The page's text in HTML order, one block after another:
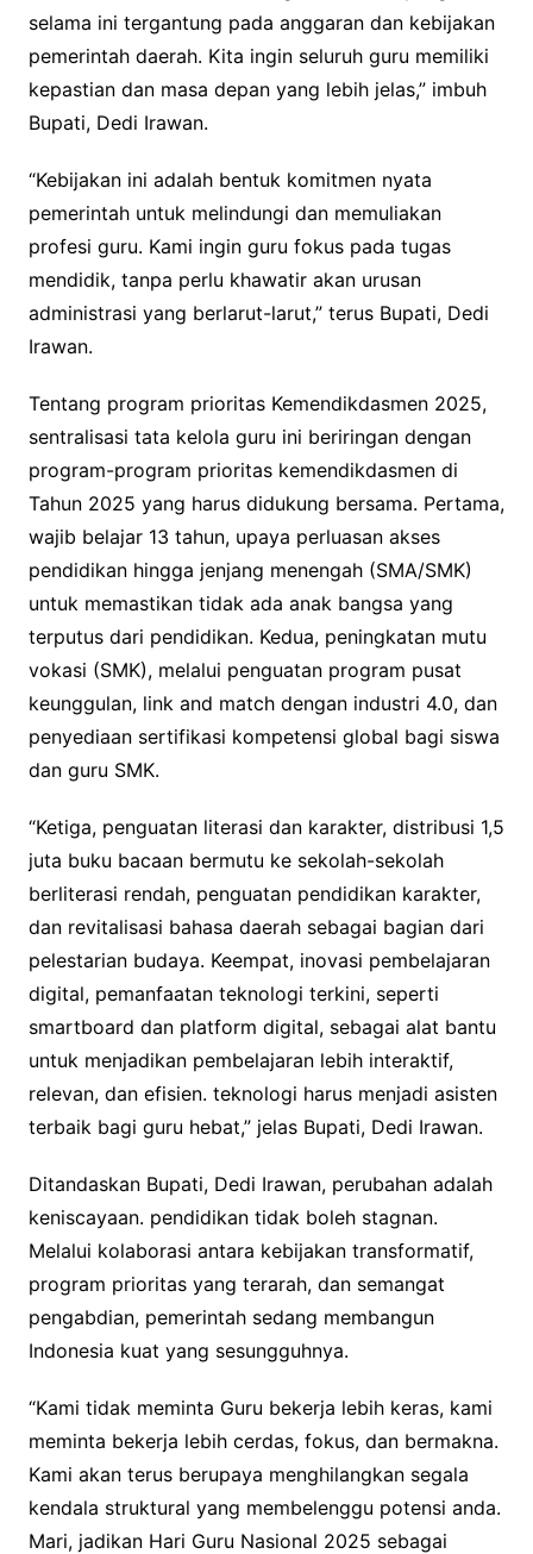
selama ini tergantung pada anggaran dan kebijakan
pemerintah daerah. Kita ingin seluruh guru memiliki
kepastian dan masa depan yang lebih jelas,” imbuh
Bupati, Dedi Irawan.
“Kebijakan ini adalah bentuk komitmen nyata
pemerintah untuk melindungi dan memuliakan
profesi guru. Kami ingin guru fokus pada tugas
mendidik, tanpa perlu khawatir akan urusan
administrasi yang berlarut-larut,” terus Bupati, Dedi
Irawan.
Tentang program prioritas Kemendikdasmen 2025,
sentralisasi tata kelola guru ini beriringan dengan
program-program prioritas kemendikdasmen di
Tahun 2025 yang harus didukung bersama. Pertama,
wajib belajar 13 tahun, upaya perluasan akses
pendidikan hingga jenjang menengah (SMA/SMK)
untuk memastikan tidak ada anak bangsa yang
terputus dari pendidikan. Kedua, peningkatan mutu
vokasi (SMK), melalui penguatan program pusat
keunggulan, link and match dengan industri 4.0, dan
penyediaan sertifikasi kompetensi global bagi siswa
dan guru SMK.
“Ketiga, penguatan literasi dan karakter, distribusi 1,5
juta buku bacaan bermutu ke sekolah-sekolah
berliterasi rendah, penguatan pendidikan karakter,
dan revitalisasi bahasa daerah sebagai bagian dari
pelestarian budaya. Keempat, inovasi pembelajaran
digital, pemanfaatan teknologi terkini, seperti
smartboard dan platform digital, sebagai alat bantu
untuk menjadikan pembelajaran lebih interaktif,
relevan, dan efisien. teknologi harus menjadi asisten
terbaik bagi guru hebat,” jelas Bupati, Dedi Irawan.
Ditandaskan Bupati, Dedi Irawan, perubahan adalah
keniscayaan. pendidikan tidak boleh stagnan.
Melalui kolaborasi antara kebijakan transformatif,
program prioritas yang terarah, dan semangat
pengabdian, pemerintah sedang membangun
Indonesia kuat yang sesungguhnya.
“Kami tidak meminta Guru bekerja lebih keras, kami
meminta bekerja lebih cerdas, fokus, dan bermakna.
Kami akan terus berupaya menghilangkan segala
kendala struktural yang membelenggu potensi anda.
Mari, jadikan Hari Guru Nasional 2025 sebagai